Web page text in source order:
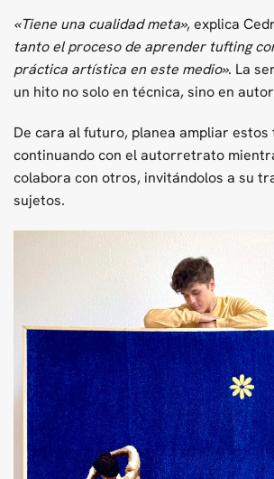
«Tiene una cualidad meta», explica
tanto el proceso de aprender tufting
práctica artística en este medio». La
un hito no solo en técnica, sino en
De cara al futuro, planea ampliar estos
continuando con el autorretrato
colabora con otros, invitándolos a su
sujetos.